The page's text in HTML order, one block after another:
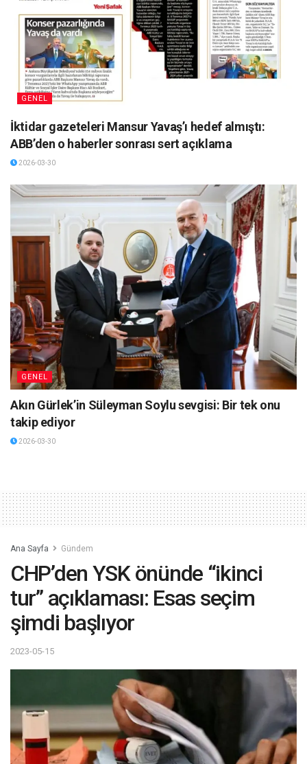
GENEL
İktidar gazeteleri Mansur Yavaş’ı hedef almıştı:
ABB’den o haberler sonrası sert açıklama
2026-03-30
GENEL
Akın Gürlek’in Süleyman Soylu sevgisi: Bir tek onu
takip ediyor
2026-03-30
Ana Sayfa Gündem
CHP’den YSK önünde “ikinci
tur” açıklaması: Esas seçim
şimdi başlıyor
2023-05-15